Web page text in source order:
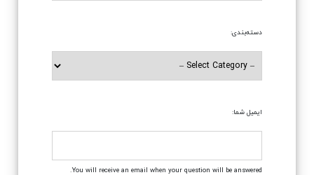
دسته‌بندی:
ایمیل شما:
You will receive an email when your question will be answered.